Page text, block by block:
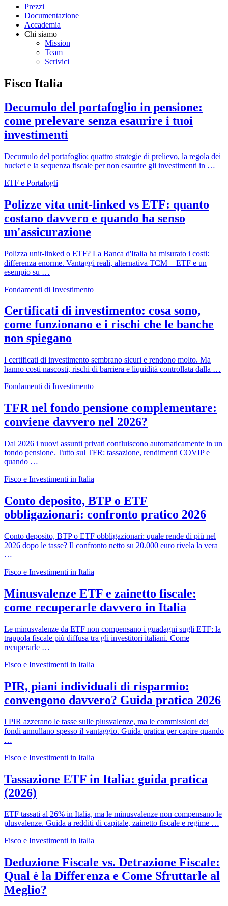
Prezzi
Documentazione
Accademia
Chi siamo
Mission
Team
Scrivici
Fisco Italia
Decumulo del portafoglio in pensione:
come prelevare senza esaurire i tuoi
investimenti
Decumulo del portafoglio: quattro strategie di prelievo, la regola dei
bucket e la sequenza fiscale per non esaurire gli investimenti in …
ETF e Portafogli
Polizze vita unit-linked vs ETF: quanto
costano davvero e quando ha senso
un'assicurazione
Polizza unit-linked o ETF? La Banca d'Italia ha misurato i costi:
differenza enorme. Vantaggi reali, alternativa TCM + ETF e un
esempio su …
Fondamenti di Investimento
Certificati di investimento: cosa sono,
come funzionano e i rischi che le banche
non spiegano
I certificati di investimento sembrano sicuri e rendono molto. Ma
hanno costi nascosti, rischi di barriera e liquidità controllata dalla …
Fondamenti di Investimento
TFR nel fondo pensione complementare:
conviene davvero nel 2026?
Dal 2026 i nuovi assunti privati confluiscono automaticamente in un
fondo pensione. Tutto sul TFR: tassazione, rendimenti COVIP e
quando …
Fisco e Investimenti in Italia
Conto deposito, BTP o ETF
obbligazionari: confronto pratico 2026
Conto deposito, BTP o ETF obbligazionari: quale rende di più nel
2026 dopo le tasse? Il confronto netto su 20.000 euro rivela la vera
…
Fisco e Investimenti in Italia
Minusvalenze ETF e zainetto fiscale:
come recuperarle davvero in Italia
Le minusvalenze da ETF non compensano i guadagni sugli ETF: la
trappola fiscale più diffusa tra gli investitori italiani. Come
recuperarle …
Fisco e Investimenti in Italia
PIR, piani individuali di risparmio:
convengono davvero? Guida pratica 2026
I PIR azzerano le tasse sulle plusvalenze, ma le commissioni dei
fondi annullano spesso il vantaggio. Guida pratica per capire quando
…
Fisco e Investimenti in Italia
Tassazione ETF in Italia: guida pratica
(2026)
ETF tassati al 26% in Italia, ma le minusvalenze non compensano le
plusvalenze. Guida a redditi di capitale, zainetto fiscale e regime …
Fisco e Investimenti in Italia
Deduzione Fiscale vs. Detrazione Fiscale:
Qual è la Differenza e Come Sfruttarle al
Meglio?